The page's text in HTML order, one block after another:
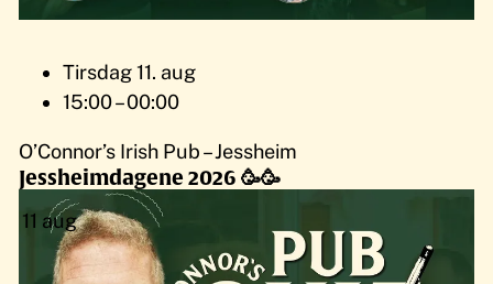
Tirsdag 11. aug
15:00 – 00:00
O’Connor’s Irish Pub – Jessheim
Jessheimdagene 2026 🥳🥳
11 aug